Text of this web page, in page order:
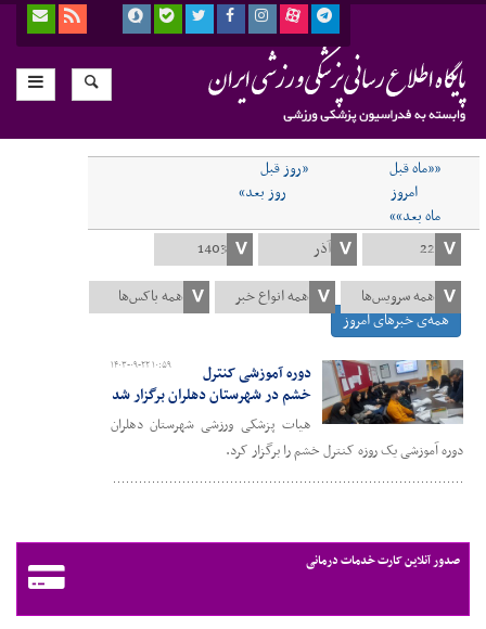
««ماه قبل
«روز قبل
امروز
روز بعد»
ماه بعد»»
همه‌ی خبرهای امروز
۱۴۰۳-۰۹-۲۲ ۱۰:۵۹
دوره آموزشی کنترل
خشم در شهرستان دهلران برگزار شد
هیات پزشکی ورزشی شهرستان دهلران
دوره آموزشی یک روزه کنترل خشم را برگزار کرد.
صدور آنلاین کارت خدمات درمانی